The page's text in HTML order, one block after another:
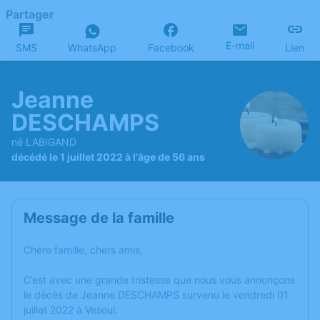
Partager
SMS WhatsApp Facebook E-mail Lien
Jeanne
DESCHAMPS
né LABIGAND
décédé le 1 juillet 2022 à l'âge de 56 ans
Message de la famille
Chère famille, chers amis,
C’est avec une grande tristesse que nous vous annonçons
le décès de Jeanne DESCHAMPS survenu le vendredi 01
juillet 2022 à Vesoul.